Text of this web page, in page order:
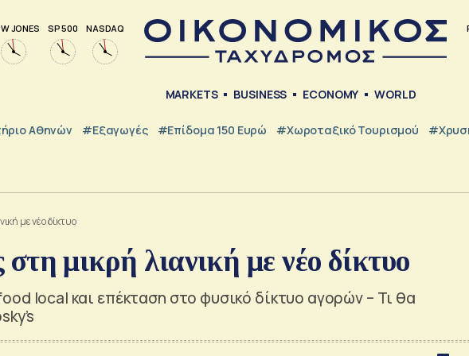
JONES SP 500 NASDAQ
MARKETS BUSINESS ECONOMY WORLD
Αθηνών #εξαγωγές #Επίδομα 150 Ευρώ #Χωροταξικό Τουρισμού
με νέο δίκτυο
μικρή λιανική με νέο δίκτυο
local και επέκταση στο φυσικό δίκτυο αγορών – Τι θα